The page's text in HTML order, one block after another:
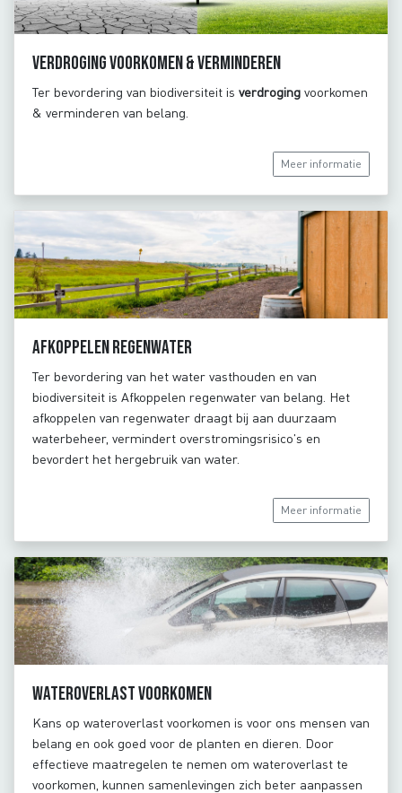
Verdroging voorkomen & verminderen
Ter bevordering van biodiversiteit is verdroging voorkomen
& verminderen van belang.
Meer informatie
Afkoppelen regenwater
Ter bevordering van het water vasthouden en van
biodiversiteit is Afkoppelen regenwater van belang. Het
afkoppelen van regenwater draagt bij aan duurzaam
waterbeheer, vermindert overstromingsrisico's en
bevordert het hergebruik van water.
Meer informatie
Wateroverlast voorkomen
Kans op wateroverlast voorkomen is voor ons mensen van
belang en ook goed voor de planten en dieren. Door
effectieve maatregelen te nemen om wateroverlast te
voorkomen, kunnen samenlevingen zich beter aanpassen